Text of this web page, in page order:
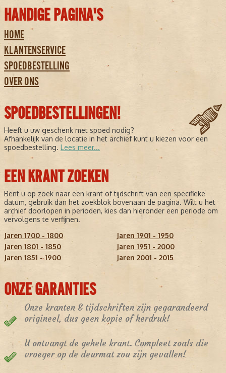
HANDIGE PAGINA'S
HOME
KLANTENSERVICE
SPOEDBESTELLING
OVER ONS
SPOEDBESTELLINGEN!
Heeft u uw geschenk met spoed nodig?
Afhankelijk van de locatie in het archief kunt u kiezen voor een
spoedbestelling. Lees meer...
EEN KRANT ZOEKEN
Bent u op zoek naar een krant of tijdschrift van een specifieke
datum, gebruik dan het zoekblok bovenaan de pagina. Wilt u het
archief doorlopen in perioden, kies dan hieronder een periode om
vervolgens te verfijnen.
Jaren 1700 - 1800
Jaren 1801 - 1850
Jaren 1851 - 1900
Jaren 1901 - 1950
Jaren 1951 - 2000
Jaren 2001 - 2015
ONZE GARANTIES
Onze kranten & tijdschriften zijn gegarandeerd
origineel, dus geen kopie of herdruk!
U ontvangt de gehele krant. Compleet zoals die
vroeger op de deurmat zou zijn gevallen!